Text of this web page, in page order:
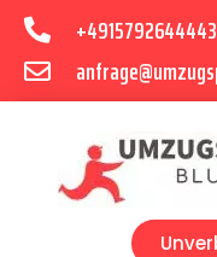
+4915792644443